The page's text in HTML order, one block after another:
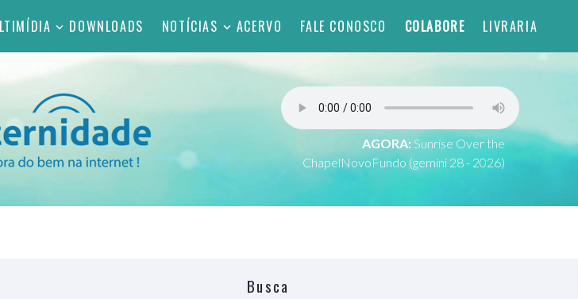
DOWNLOADS NOTÍCIAS ACERVO FALE CONOSCO COLABORE LIVRARIA
AGORA: Sunrise Over the
ChapelNovoFundo (gemini 28 - 2026)
Busca